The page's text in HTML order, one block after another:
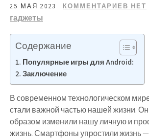
25 МАЯ 2023 КОММЕНТАРИЕВ НЕТ
гаджеты
Содержание
Популярные игры для Android:
Заключение
В современном технологическом
стали важной частью нашей жизни.
образом изменили нашу личную и
жизнь. Смартфоны упростили жизнь